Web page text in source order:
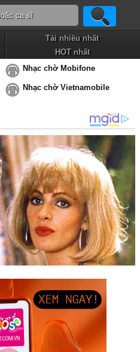
Tải nhiều nhất
HOT nhất
Nhạc chờ Mobifone
Nhạc chờ Vietnamobile